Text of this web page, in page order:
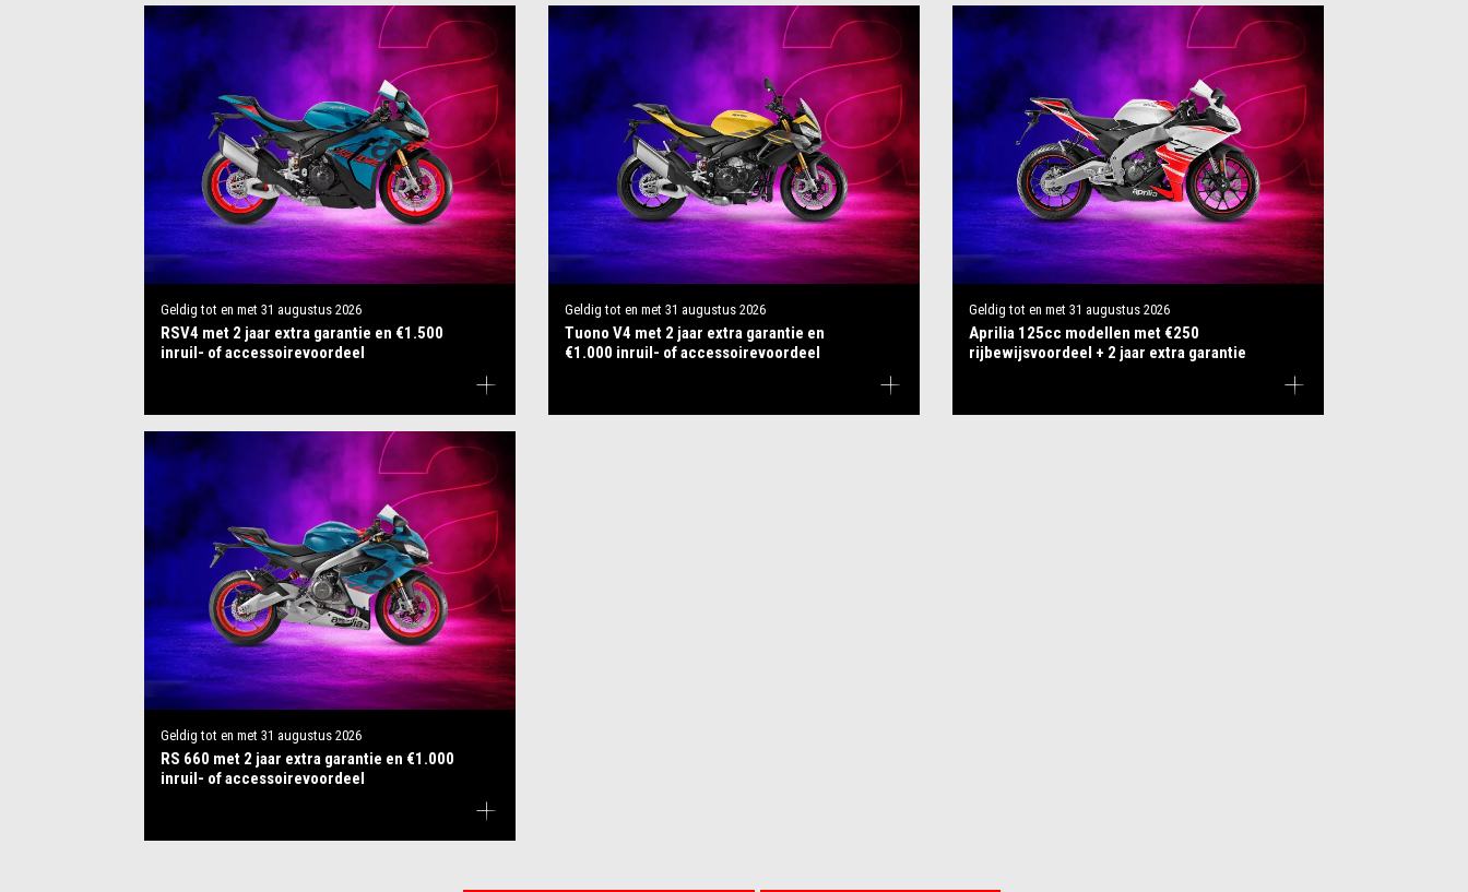
Geldig tot en met 31 augustus 2026
RSV4 met 2 jaar extra garantie en €1.500
inruil- of accessoirevoordeel
Geldig tot en met 31 augustus 2026
Tuono V4 met 2 jaar extra garantie en
€1.000 inruil- of accessoirevoordeel
Geldig tot en met 31 augustus 2026
Aprilia 125cc modellen met €250
rijbewijsvoordeel + 2 jaar extra garantie
Geldig tot en met 31 augustus 2026
RS 660 met 2 jaar extra garantie en €1.000
inruil- of accessoirevoordeel